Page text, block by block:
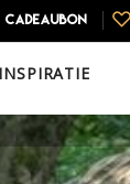
CADEAUBON
INSPIRATIE